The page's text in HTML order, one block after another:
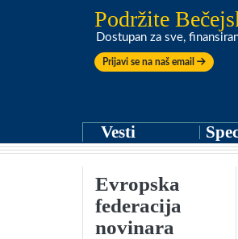
Podržite
Dostupan za sve,
Prijavi se na naš email
Vesti
Evropska
federacija
novinara